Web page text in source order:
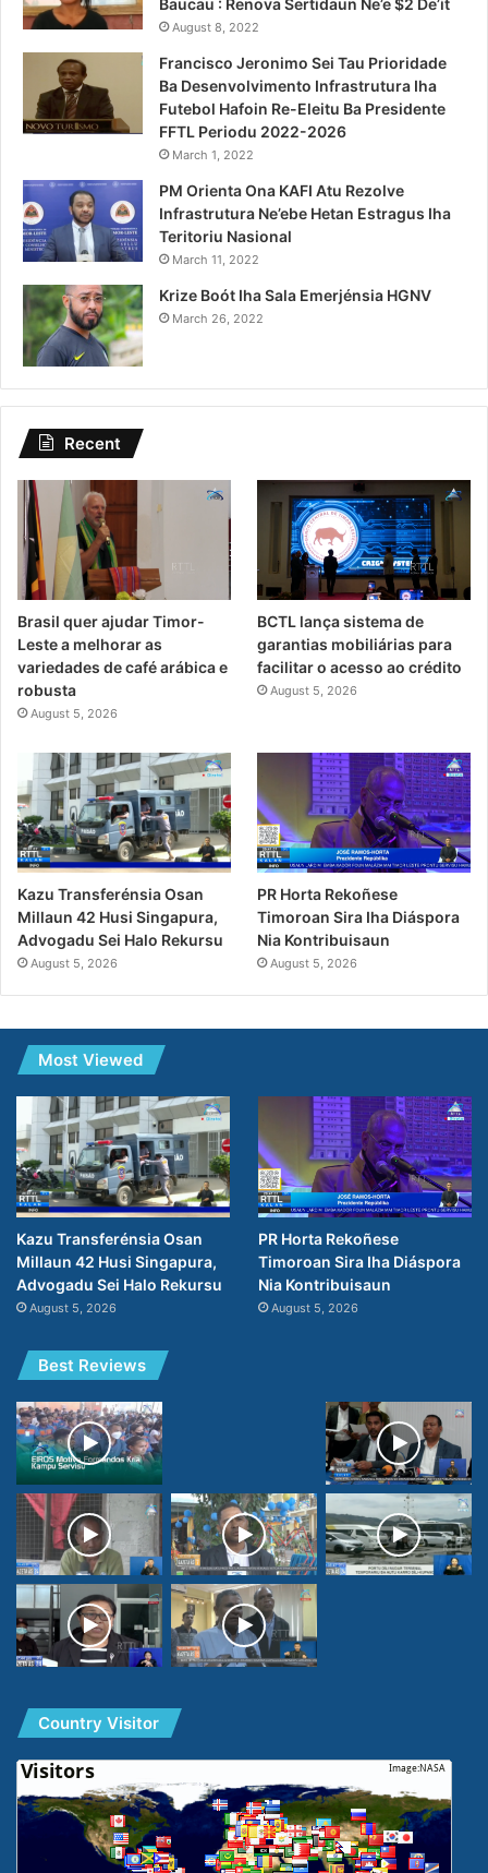
August 8, 2022
Francisco Jeronimo Sei Tau Prioridade
Ba Desenvolvimento Infrastrutura Iha
Futebol Hafoin Re-Eleitu Ba Presidente
FFTL Periodu 2022-2026
March 1, 2022
PM Orienta Ona KAFI Atu Rezolve
Infrastrutura Ne’ebe Hetan Estragus Iha
Teritoriu Nasional
March 11, 2022
Krize Boót Iha Sala Emerjénsia HGNV
March 26, 2022
Recent
Brasil quer ajudar Timor-
Leste a melhorar as
variedades de café arábica e
robusta
August 5, 2026
BCTL lança sistema de
garantias mobiliárias para
facilitar o acesso ao crédito
August 5, 2026
Kazu Transferénsia Osan
Millaun 42 Husi Singapura,
Advogadu Sei Halo Rekursu
August 5, 2026
PR Horta Rekoñese
Timoroan Sira Iha Diáspora
Nia Kontribuisaun
August 5, 2026
Most Viewed
Kazu Transferénsia Osan
Millaun 42 Husi Singapura,
Advogadu Sei Halo Rekursu
August 5, 2026
PR Horta Rekoñese
Timoroan Sira Iha Diáspora
Nia Kontribuisaun
August 5, 2026
Best Reviews
Country Visitor